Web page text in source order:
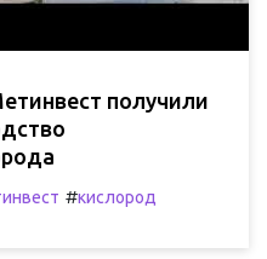
получили
#кислород